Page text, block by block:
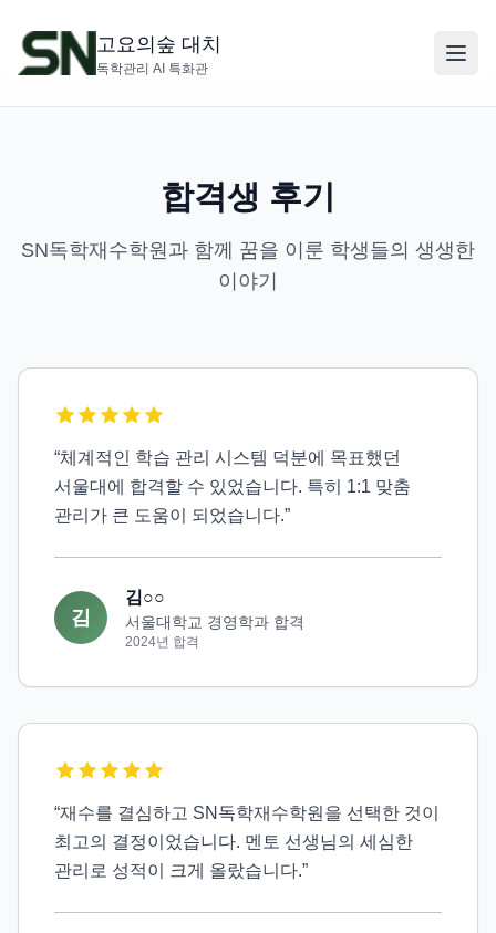
고요의숲 대치
독학관리 AI 특화관
합격생 후기
SN독학재수학원과 함께 꿈을 이룬 학생들의 생생한
이야기
“체계적인 학습 관리 시스템 덕분에 목표했던
서울대에 합격할 수 있었습니다. 특히 1:1 맞춤
관리가 큰 도움이 되었습니다.”
김
김○○
서울대학교 경영학과 합격
2024년 합격
“재수를 결심하고 SN독학재수학원을 선택한 것이
최고의 결정이었습니다. 멘토 선생님의 세심한
관리로 성적이 크게 올랐습니다.”